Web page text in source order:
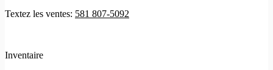
Textez les ventes: 581 807-5092
Inventaire